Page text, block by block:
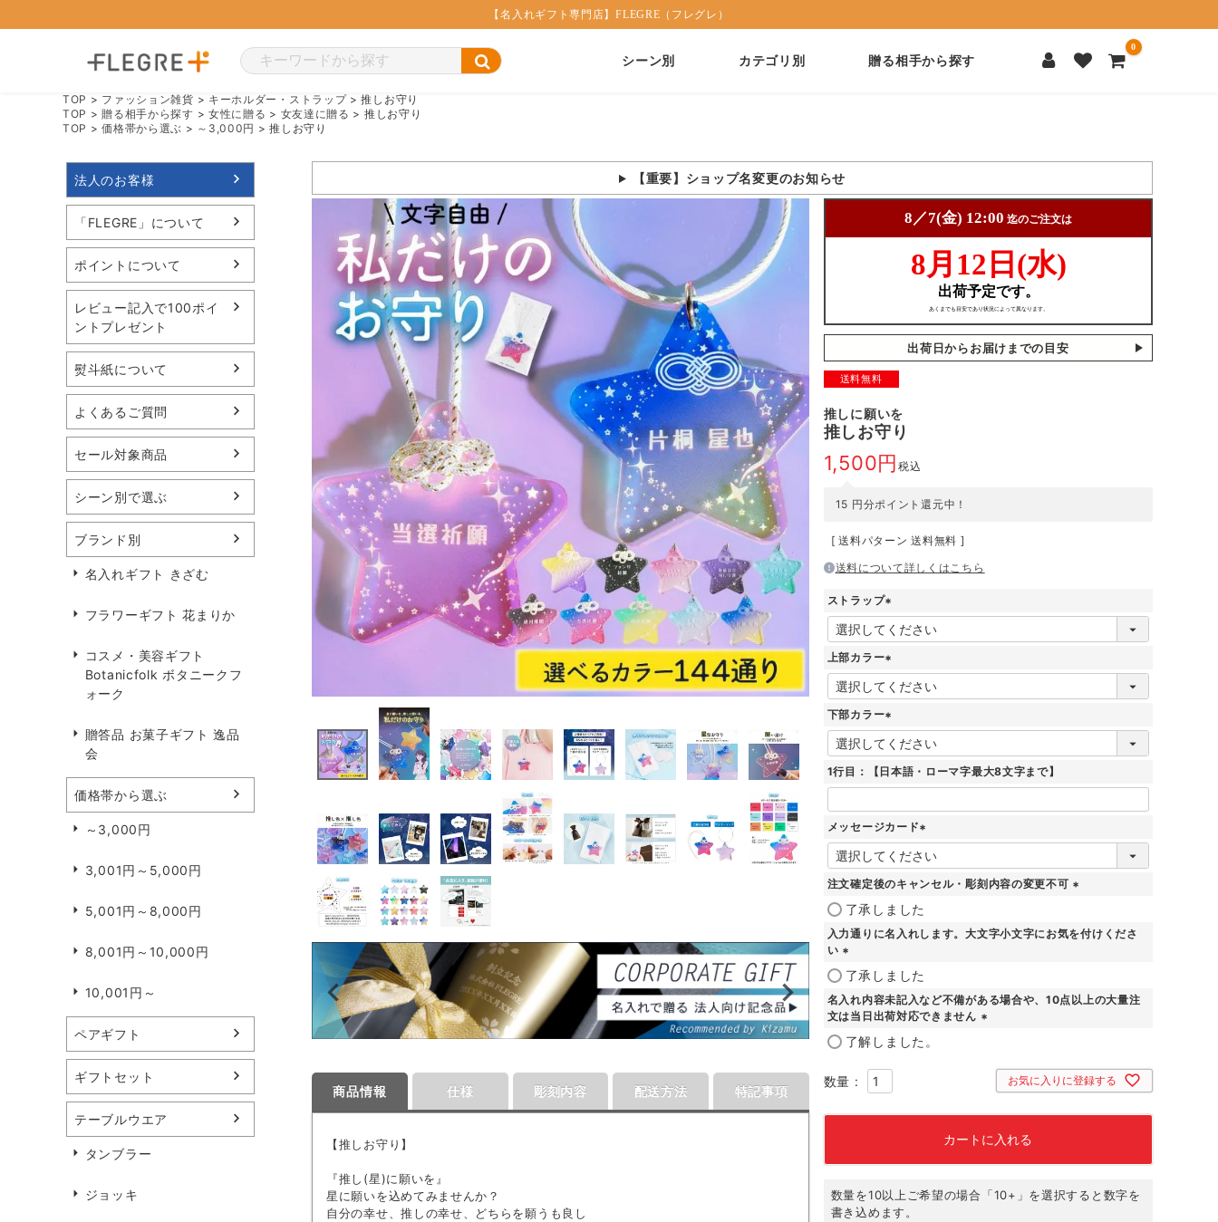
【名入れギフト専門店】FLEGRE（フレグレ）
シーン別 カテゴリ別 贈る相手から探す
0
TOP ファッション雑貨 キーホルダー・ストラップ
推しお守り
TOP
贈る相手から探す 女性に贈る 女友達に贈る
推しお守り
TOP
価格帯から選ぶ ～3,000円 推しお守り
法人のお客様
「FLEGRE」について
ポイントについて
レビュー記入で100ポイ
ントプレゼント
熨斗紙について
よくあるご質問
セール対象商品
シーン別で選ぶ
ブランド別
名入れギフト きざむ
フラワーギフト 花まりか
コスメ・美容ギフト
Botanicfolk ボタニークフ
ォーク
贈答品 お菓子ギフト 逸品
会
価格帯から選ぶ
～3,000円
3,001円～5,000円
5,001円～8,000円
8,001円～10,000円
10,001円～
ペアギフト
ギフトセット
テーブルウエア
タンブラー
ジョッキ
【重要】ショップ名変更のお知らせ
商品情報
【推しお守り】
『推し(星)に願いを』
星に願いを込めてみませんか？
自分の幸せ、推しの幸せ、どちらを願うも良し
仕様 彫刻内容 配送方法 特記事項
出荷日からお届けまでの目安
送料無料
推しに願いを
推しお守り
1,500 税込
15 円分ポイント還元中！
送料パターン 送料無料
送料について詳しくはこちら
ストラップ
(
必
須
上部カラー
(
必
須
下部カラー
(
必
須
1行目：【日本語・ローマ字最大8文字まで】
メッセージカード
(
必
須
注文確定後のキャンセル・彫刻内容の変更不可
須
了承しました
入力通りに名入れします。大文字小文字にお気を付けくださ
い
(
必
須
)
了承しました
名入れ内容未記入など不備がある場合や、10点以上の大量注
文は当日出荷対応できません
了解しました。
お気に入りに登録する
カートに入れる
数量を10以上ご希望の場合「10+」を選択すると数字を
書き込めます。